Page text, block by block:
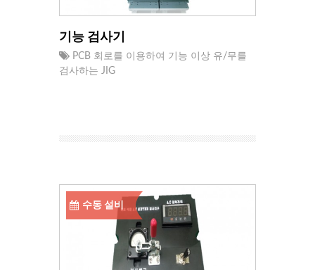
기능 검사기
PCB 회로를 이용하여 기능 이상 유/무를
검사하는 JIG
수동 설비